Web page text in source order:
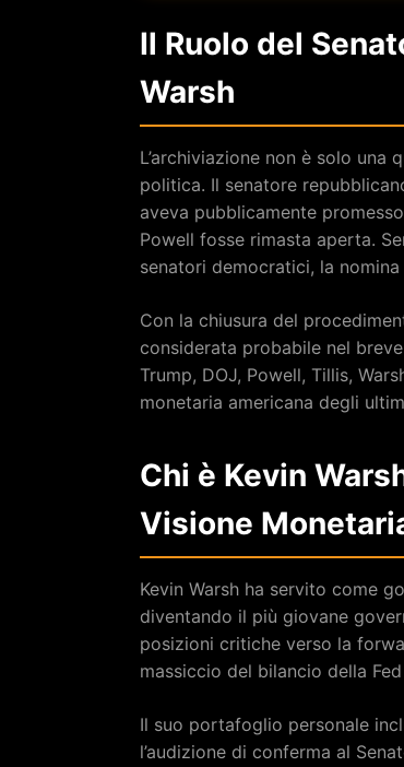
Il Ruolo del
Warsh
L’archiviazione non è solo
politica. Il senatore
aveva pubblicamente
Powell fosse rimasta aperta.
senatori democratici, la
Con la chiusura del
considerata probabile nel
Trump, DOJ, Powell, Tillis,
monetaria americana degli
Chi è Kevin
Visione
Kevin Warsh ha servito come
diventando il più giovane
posizioni critiche verso la
massiccio del bilancio della
Il suo portafoglio personale
l’audizione di conferma al